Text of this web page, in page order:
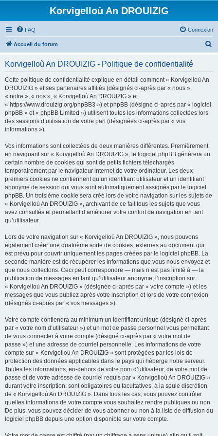
Korvigelloù An DROUIZIG
FAQ Connexion
Accueil du forum
Korvigelloù An DROUIZIG - Politique de confidentialité
Cette politique de confidentialité explique en détail comment « Korvigelloù An
DROUIZIG » et ses partenaires affiliés (désignés ci-après par « nous »,
« notre », « nos », « Korvigelloù An DROUIZIG » et
« https://www.drouizig.org/phpBB3 ») et phpBB (désigné ci-après par « logiciel
phpBB » et « phpBB Limited ») utilisent toutes les informations collectées lors
des sessions d’utilisation de votre part (désignées ci-après par « vos
informations »).
Vos informations sont collectées de deux manières différentes. Premièrement,
en naviguant sur « Korvigelloù An DROUIZIG », le logiciel phpBB génèrera un
certain nombre de cookies qui sont de petits fichiers téléchargés
temporairement par le navigateur internet de votre ordinateur. Les deux
premiers cookies ne contiennent qu’un identifiant utilisateur et un identifiant
anonyme de session qui vous sont automatiquement assignés par le logiciel
phpBB. Un troisième cookie sera créé lors de votre navigation sur les sujets de
« Korvigelloù An DROUIZIG », archivant de ce fait tous les sujets que vous
avez consultés et permettant d’améliorer votre confort de navigation en tant
qu’utilisateur.
Lors de votre navigation sur « Korvigelloù An DROUIZIG », nous pouvons
également créer une quatrième sorte de cookies, externes au document qui
est prévu pour couvrir uniquement les pages créées par le logiciel phpBB. La
seconde manière est de récupérer les informations que vous nous envoyez et
que nous collectons. Ceci peut correspondre — mais n’est pas limité à — la
publication de messages en tant qu’utilisateur anonyme, l’inscription sur
« Korvigelloù An DROUIZIG » (désignée ci-après par « votre compte ») et les
messages que vous publiez après votre inscription et lors de votre connexion
(désignés ci-après par « vos messages »).
Votre compte contiendra au minimum un identifiant unique (désigné ci-après
par « votre nom d’utilisateur ») et un mot de passe personnel vous permettant
de vous connecter à votre compte (désigné ci-après par « votre mot de
passe ») et une adresse de courriel personnelle. Les informations de votre
compte sur « Korvigelloù An DROUIZIG » sont protégées par les lois de
protection des données applicables dans le pays qui héberge notre serveur.
Toutes les informations, en-dehors de votre nom d’utilisateur, de votre mot de
passe et de votre adresse de courriel requis par « Korvigelloù An DROUIZIG »
durant votre inscription, sont obligatoires ou facultatives, à la seule discrétion
de « Korvigelloù An DROUIZIG ». Dans tous les cas, vous pouvez contrôler
quelles informations de votre compte vous souhaitez rendre publiques ou non.
De plus, vous pouvez décider de vous abonner ou non à la liste de diffusion du
logiciel phpBB depuis une option disponible sur votre compte.